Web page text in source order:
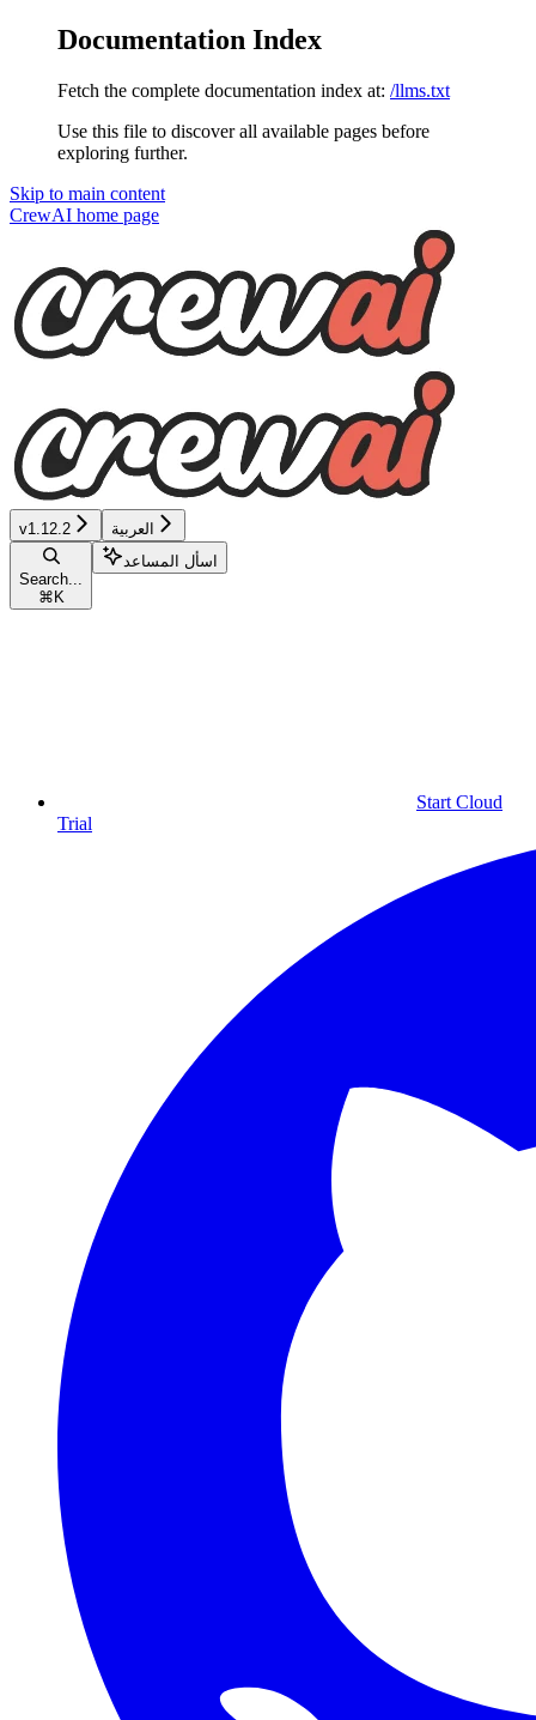
Documentation Index
Fetch the complete documentation index at: /llms.txt
Use this file to discover all available pages before
exploring further.
Skip to main content
CrewAI home page
v1.12.2 العربية
Search...
⌘ K
اسأل المساعد
Start Cloud
Trial